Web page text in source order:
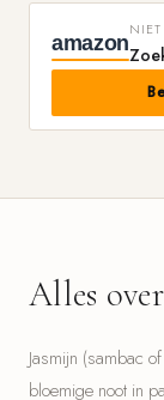
amazon
Alles
Jasmijn (sambac
bloemige noot in